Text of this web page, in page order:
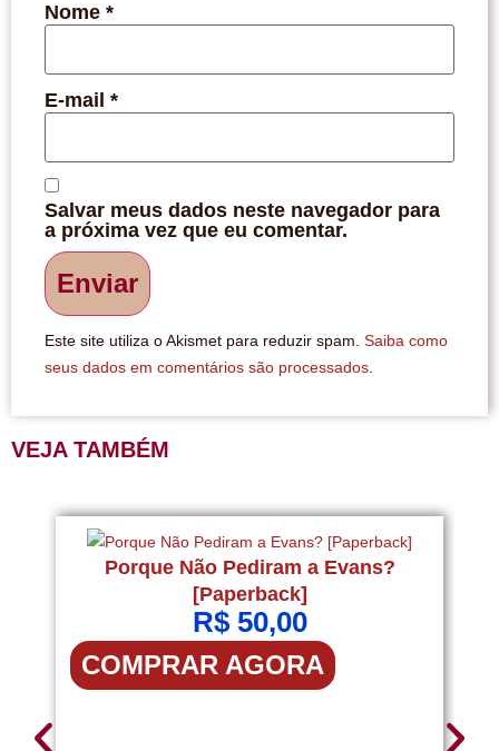
Nome *
E-mail *
Salvar meus dados neste navegador para
a próxima vez que eu comentar.
Este site utiliza o Akismet para reduzir spam. Saiba como
seus dados em comentários são processados
VEJA TAMBÉM
Porque Não Pediram a Evans?
[Paperback]
R$50,00
COMPRAR AGORA